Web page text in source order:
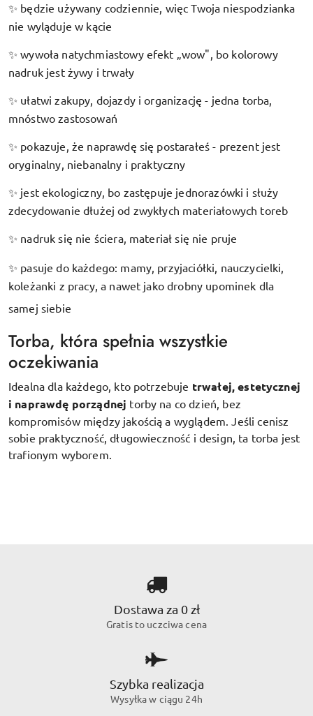
✨ będzie używany codziennie, więc Twoja niespodzianka
nie wyląduje w kącie
✨ wywoła natychmiastowy efekt „wow", bo kolorowy
nadruk jest żywy i trwały
✨ ułatwi zakupy, dojazdy i organizację - jedna torba,
mnóstwo zastosowań
✨ pokazuje, że naprawdę się postarałeś - prezent jest
oryginalny, niebanalny i praktyczny
✨ jest ekologiczny, bo zastępuje jednorazówki i służy
zdecydowanie dłużej od zwykłych materiałowych toreb
✨ nadruk się nie ściera, materiał się nie pruje
✨ pasuje do każdego: mamy, przyjaciółki, nauczycielki,
koleżanki z pracy, a nawet jako drobny upominek dla
samej siebie
Torba, która spełnia wszystkie
oczekiwania
Idealna dla każdego, kto potrzebuje trwałej, estetycznej
i naprawdę porządnej torby na co dzień, bez
kompromisów między jakością a wyglądem. Jeśli cenisz
sobie praktyczność, długowieczność i design, ta torba jest
trafionym wyborem.
Dostawa za 0 zł
Gratis to uczciwa cena
Szybka realizacja
Wysyłka w ciągu 24h